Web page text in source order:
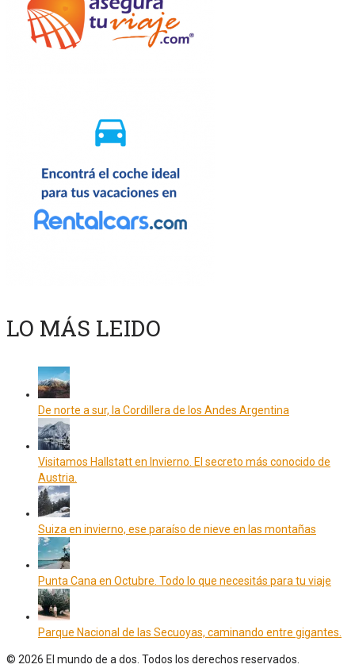
LO MÁS LEIDO
De norte a sur, la Cordillera de los Andes Argentina
Visitamos Hallstatt en Invierno. El secreto más conocido de
Austria.
Suiza en invierno, ese paraíso de nieve en las montañas
Punta Cana en Octubre. Todo lo que necesitás para tu viaje
Parque Nacional de las Secuoyas, caminando entre gigantes.
© 2026 El mundo de a dos. Todos los derechos reservados.